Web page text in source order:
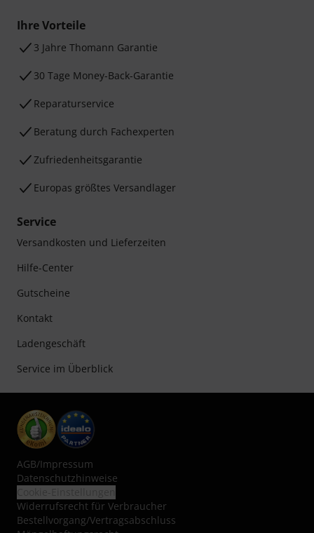
Ihre Vorteile
3 Jahre Thomann Garantie
30 Tage Money-Back-Garantie
Reparaturservice
Beratung durch Fachexperten
Zufriedenheitsgarantie
Europas größtes Versandlager
Service
Versandkosten und Lieferzeiten
Hilfe-Center
Gutscheine
Kontakt
Ladengeschäft
Service im Überblick
AGB/Impressum
Datenschutzhinweise
Widerrufsrecht für Verbraucher
Bestellvorgang/Vertragsabschluss